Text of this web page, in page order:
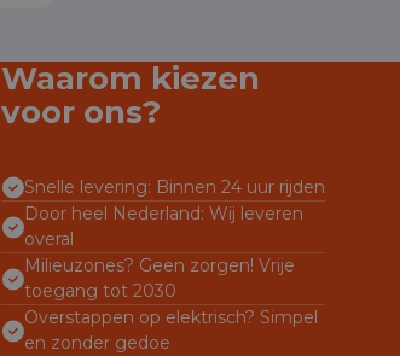
Waarom kiezen
voor ons?
Snelle levering: Binnen 24 uur rijden
Door heel Nederland: Wij leveren
overal
Milieuzones? Geen zorgen! Vrije
toegang tot 2030
Overstappen op elektrisch? Simpel
en zonder gedoe